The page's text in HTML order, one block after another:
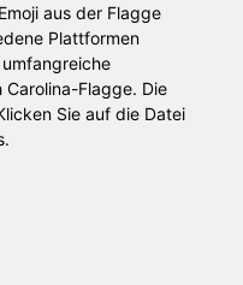
aus der Flagge
Plattformen
Carolina-Flagge. Die
Sie auf die Datei